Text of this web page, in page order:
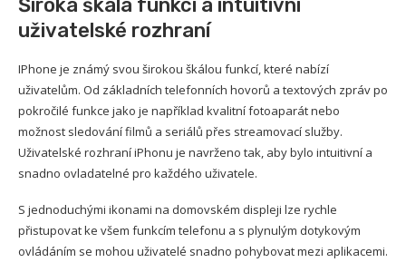
uživatelské rozhraní
IPhone je známý svou širokou škálou funkcí, které nabízí
uživatelům. Od základních telefonních hovorů a textových zpráv po
pokročilé funkce jako je například kvalitní fotoaparát nebo
možnost sledování filmů a seriálů přes streamovací služby.
Uživatelské rozhraní iPhonu je navrženo tak, aby bylo intuitivní a
snadno ovladatelné pro každého uživatele.
S jednoduchými ikonami na domovském displeji lze rychle
přistupovat ke všem funkcím telefonu a s plynulým dotykovým
ovládáním se mohou uživatelé snadno pohybovat mezi aplikacemi.